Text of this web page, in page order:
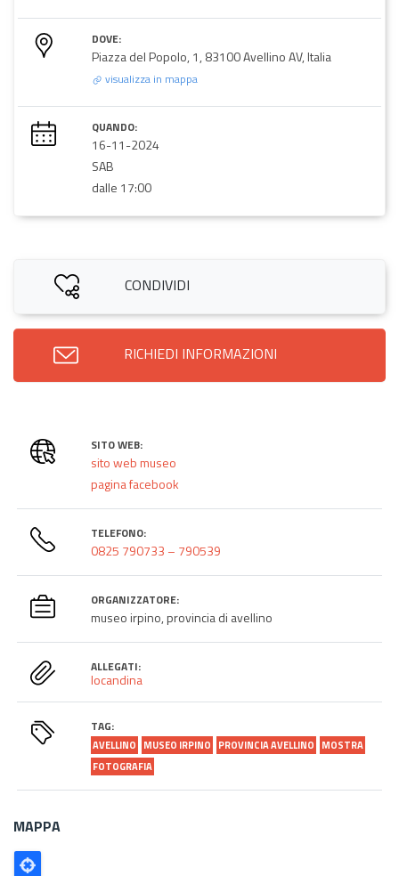
DOVE:
Piazza del Popolo, 1, 83100 Avellino AV, Italia
visualizza in mappa
QUANDO:
16-11-2024
SAB
dalle 17:00
CONDIVIDI
RICHIEDI INFORMAZIONI
SITO WEB:
sito web museo
pagina facebook
TELEFONO:
0825 790733 – 790539
ORGANIZZATORE:
museo irpino, provincia di avellino
ALLEGATI:
locandina
TAG:
AVELLINO MUSEO IRPINO PROVINCIA AVELLINO
MOSTRA
FOTOGRAFIA
MAPPA
Poligono